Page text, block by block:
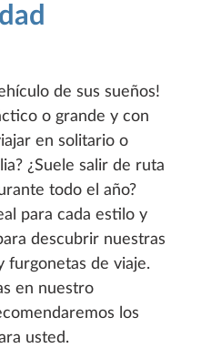
de sus sueños!
o grande y con
en solitario o
¿Suele salir de ruta
todo el año?
para cada estilo y
descubrir nuestras
furgonetas de viaje.
en nuestro
los
usted.